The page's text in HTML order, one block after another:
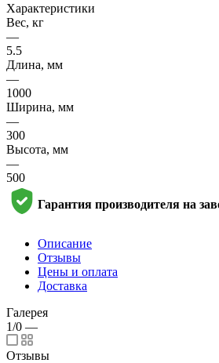
Характеристики
Вес, кг
—
5.5
Длина, мм
—
1000
Ширина, мм
—
300
Высота, мм
—
500
Гарантия производителя на
Описание
Отзывы
Цены и оплата
Доставка
Галерея
1/0 —
Отзывы